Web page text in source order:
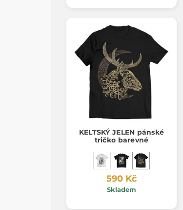
KELTSKÝ JELEN pánské
tričko barevné
590 Kč
Skladem